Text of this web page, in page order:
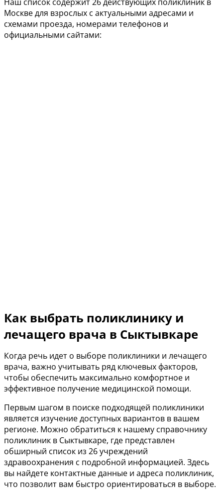
Москве для взрослых с актуальными адресами и
схемами проезда, номерами телефонов и
официальными сайтами:
Как выбрать поликлинику и
лечащего врача в Сыктывкаре
Когда речь идет о выборе поликлиники и лечащего
врача, важно учитывать ряд ключевых факторов,
чтобы обеспечить максимально комфортное и
эффективное получение медицинской помощи.
Первым шагом в поиске подходящей поликлиники
является изучение доступных вариантов в вашем
регионе. Можно обратиться к нашему справочнику
поликлиник в Сыктывкаре, где представлен
обширный список из 26 учреждений
здравоохранения с подробной информацией. Здесь
вы найдете контактные данные и адреса поликлиник,
что позволит вам быстро ориентироваться в выборе.